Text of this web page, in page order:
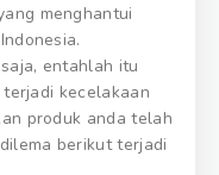
menghantui
entahlah itu
kecelakaan
produk anda telah
berikut terjadi